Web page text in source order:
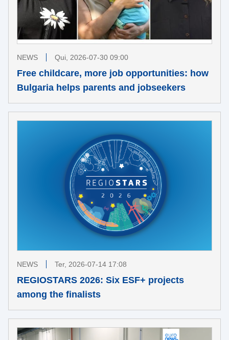
NEWS Qui, 2026-07-30 09:00
Free childcare, more job opportunities: how
Bulgaria helps parents and jobseekers
NEWS Ter, 2026-07-14 17:08
REGIOSTARS 2026: Six ESF+ projects
among the finalists